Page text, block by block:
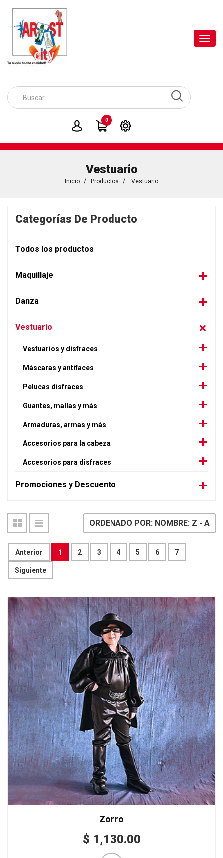
0
Vestuario
Inicio Productos Vestuario
Categorías De Producto
Todos los productos
Maquillaje
Danza
Vestuario
Vestuarios y disfraces
Máscaras y antifaces
Pelucas disfraces
Guantes, mallas y más
Armaduras, armas y más
Accesorios para la cabeza
Accesorios para disfraces
Promociones y Descuento
Anterior 1 2 3 4 5 6 7
Siguiente
ORDENADO POR: NOMBRE: Z - A
Zorro
$ 1,130.00